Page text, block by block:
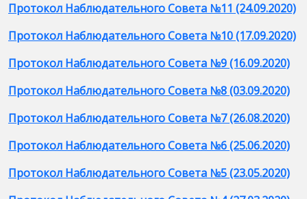
Протокол Наблюдательного Совета №11 (24.09.2020)
Протокол Наблюдательного Совета №10 (17.09.2020)
Протокол Наблюдательного Совета №9 (16.09.2020)
Протокол Наблюдательного Совета №8 (03.09.2020)
Протокол Наблюдательного Совета №7 (26.08.2020)
Протокол Наблюдательного Совета №6 (25.06.2020)
Протокол Наблюдательного Совета №5 (23.05.2020)